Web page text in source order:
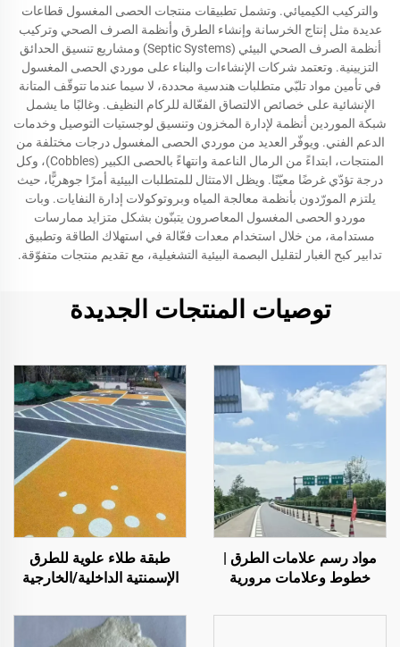
والتركيب الكيميائي. وتشمل تطبيقات منتجات الحصى المغسول قطاعات
عديدة مثل إنتاج الخرسانة وإنشاء الطرق وأنظمة الصرف الصحي وتركيب
أنظمة الصرف الصحي البيئي (Septic Systems) ومشاريع تنسيق الحدائق
التزيينية. وتعتمد شركات الإنشاءات والبناء على موردي الحصى المغسول
في تأمين مواد تلبّي متطلبات هندسية محددة، لا سيما عندما تتوقّف المتانة
الإنشائية على خصائص الالتصاق الفعّالة للركام النظيف. وغالبًا ما يشمل
شبكة الموردين أنظمة لإدارة المخزون وتنسيق لوجستيات التوصيل وخدمات
الدعم الفني. ويوفّر العديد من موردي الحصى المغسول درجات مختلفة من
المنتجات، ابتداءً من الرمال الناعمة وانتهاءً بالحصى الكبير (Cobbles)، وكل
درجة تؤدّي غرضًا معيّنًا. ويظل الامتثال للمتطلبات البيئية أمرًا جوهريًّا، حيث
يلتزم المورّدون بأنظمة معالجة المياه وبروتوكولات إدارة النفايات. وبات
موردو الحصى المغسول المعاصرون يتبنّون بشكل متزايد ممارسات
مستدامة، من خلال استخدام معدات فعّالة في استهلاك الطاقة وتطبيق
تدابير كبح الغبار لتقليل البصمة البيئية التشغيلية، مع تقديم منتجات متفوّقة.
توصيات المنتجات الجديدة
مواد رسم علامات الطرق |
خطوط وعلامات مرورية
طبقة طلاء علوية للطرق
الإسمنتية الداخلية/الخارجية
ST400)، والطرق الأسفلتية،
والعزل المائي للأسفلت،